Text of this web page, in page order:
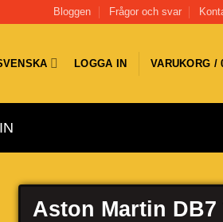
Bloggen Frågor och svar
LOGGA IN VARUKORG /
Aston Martin DB7